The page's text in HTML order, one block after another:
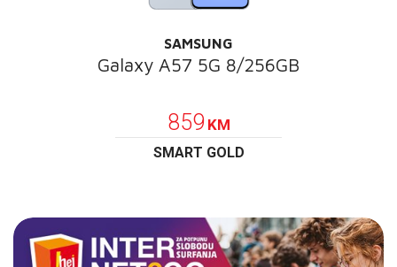
SAMSUNG
Galaxy A57 5G 8/256GB
859 KM
SMART GOLD